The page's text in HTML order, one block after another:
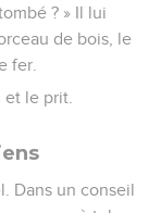
? » Il lui
de bois, le
fer.
et le prit.
Dans un conseil